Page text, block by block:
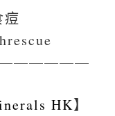
痘
HK】